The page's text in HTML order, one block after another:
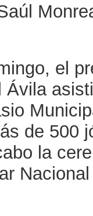
el
Ávila
de 500
la